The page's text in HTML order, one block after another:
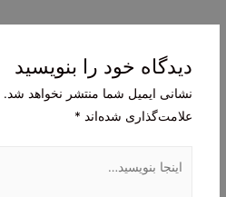
دیدگاه‌ خود را بنویسید
نشانی ایمیل شما منتشر نخواهد شد.
علامت‌گذاری شده‌اند *
بنویسید…